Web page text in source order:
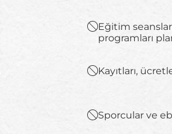
Eğitim
programları
Kayıtları,
Sporcular ve